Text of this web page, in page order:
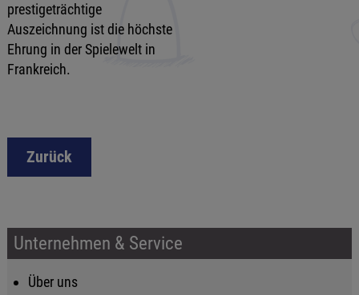
prestigeträchtige
Auszeichnung ist die höchste
Ehrung in der Spielewelt in
Frankreich.
Zurück
Unternehmen & Service
Über uns